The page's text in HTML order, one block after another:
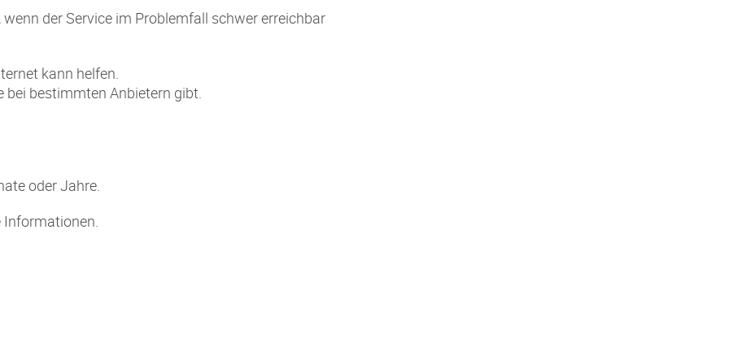
der Service im Problemfall schwer erreichbar
kann helfen.
bei bestimmten Anbietern gibt.
oder Jahre.
Informationen.